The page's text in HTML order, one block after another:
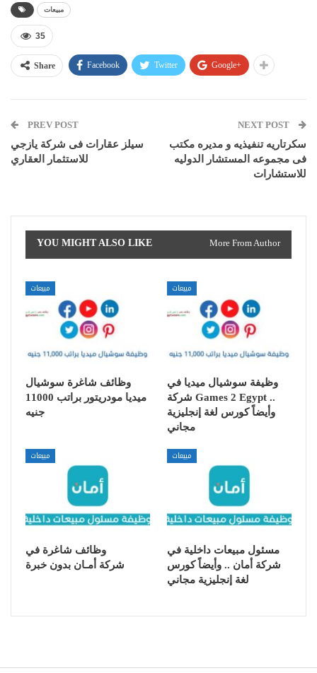
مبيعات
35
Share Facebook Twitter Google+
PREV POST
سيلز عقارات فى شركة يازجي
للاستثمار العقاري
NEXT POST
سكرتاريه تنفيذيه و مديره مكتب
فى مجموعه المستشار الدوليه
للاستشارات
YOU MIGHT ALSO LIKE More From Author
مبيعات
وظائف شاغرة سوشيال
ميديا مودريتور براتب 11000
جنيه
مبيعات
وظيفة سوشيال ميديا في
شركة Games 2 Egypt ..
وأيضاً كورس لغة إنجليزية
مجاني
مبيعات
وظائف شاغرة في
شركة أمـان بدون خبرة
مبيعات
مسئول مبيعات داخلية في
شركة أمان .. وأيضاً كورس
لغة إنجليزية مجاني